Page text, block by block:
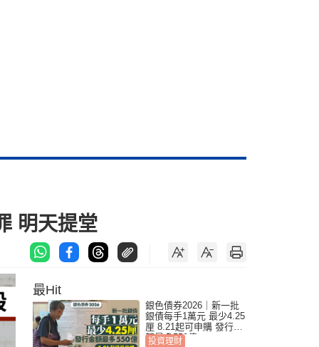
明天提堂
最Hit
銀色債券2026｜新一批
銀債每手1萬元 最少4.25
厘 8.21起可申購 發行金
額最多550億
投資理財